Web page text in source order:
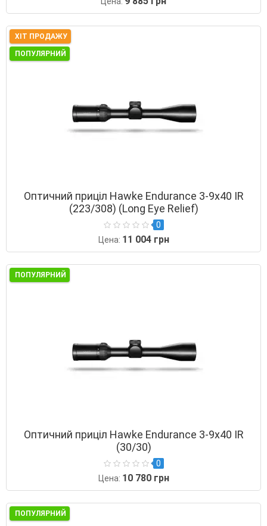
ХІТ ПРОДАЖУ
ПОПУЛЯРНИЙ
Оптичний приціл Hawke Endurance 3-9х40 IR
(223/308) (Long Eye Relief)
0
Цена: 11 004 грн
ПОПУЛЯРНИЙ
Оптичний приціл Hawke Endurance 3-9х40 IR
(30/30)
0
Цена: 10 780 грн
ПОПУЛЯРНИЙ